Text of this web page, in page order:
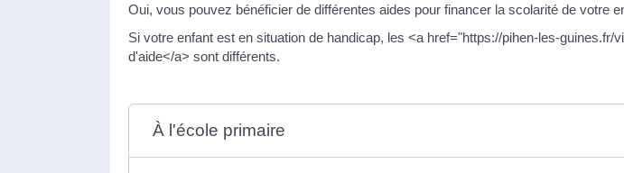
Oui, vous pouvez bénéficier de différentes aides pour financer la scolarité de votre
Si votre enfant est en situation de handicap, les <a href="https://pihen-les-
d'aide</a> sont différents.
À l'école primaire